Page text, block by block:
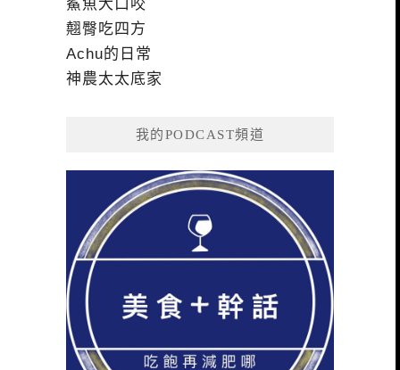
鯊魚大口咬
翹臀吃四方
Achu的日常
神農太太底家
我的PODCAST頻道